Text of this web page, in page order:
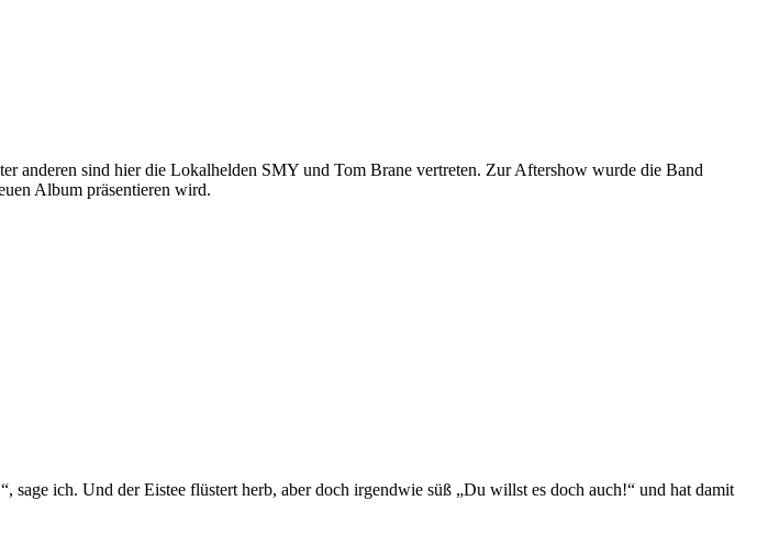
anderen sind hier die Lokalhelden SMY und Tom Brane vertreten. Zur Aftershow wurde die Band
Album präsentieren wird.
ich. Und der Eistee flüstert herb, aber doch irgendwie süß „Du willst es doch auch!“ und hat damit